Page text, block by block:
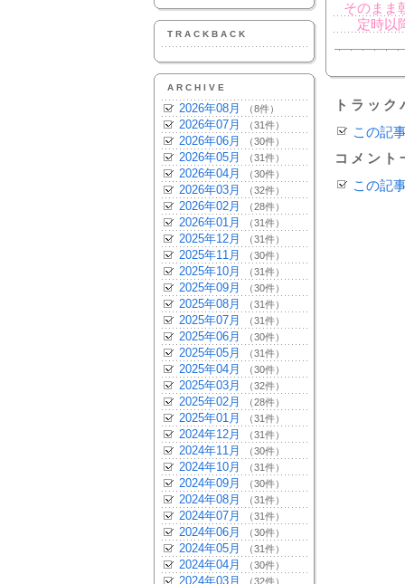
TRACKBACK
ARCHIVE
2026年08月 （8件）
2026年07月 （31件）
2026年06月 （30件）
2026年05月 （31件）
2026年04月 （30件）
2026年03月 （32件）
2026年02月 （28件）
2026年01月 （31件）
2025年12月 （31件）
2025年11月 （30件）
2025年10月 （31件）
2025年09月 （30件）
2025年08月 （31件）
2025年07月 （31件）
2025年06月 （30件）
2025年05月 （31件）
2025年04月 （30件）
2025年03月 （32件）
2025年02月 （28件）
2025年01月 （31件）
2024年12月 （31件）
2024年11月 （30件）
2024年10月 （31件）
2024年09月 （30件）
2024年08月 （31件）
2024年07月 （31件）
2024年06月 （30件）
2024年05月 （31件）
2024年04月 （30件）
2024年03月 （32件）
そのまま
定時以
トラッ
この記
コメント
この記